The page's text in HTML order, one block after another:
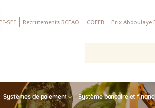
PI-SPI Recrutements BCEAO COFEB Prix Abdoulaye
Systèmes de paiement Système bancaire et